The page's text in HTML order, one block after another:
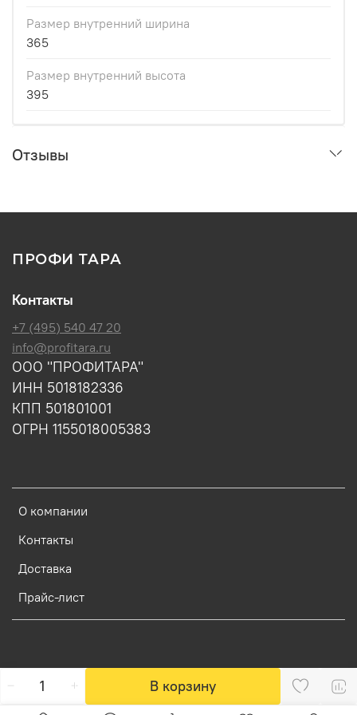
В корзину
Размер внутренний ширина
365
Размер внутренний высота
395
Отзывы
ПРОФИ ТАРА
О компании
Контакты
Доставка
Прайс-лист
Контакты
+7 (495) 540 47 20
info@profitara.ru
ООО "ПРОФИТАРА"
ИНН 5018182336
КПП 501801001
ОГРН 1155018005383